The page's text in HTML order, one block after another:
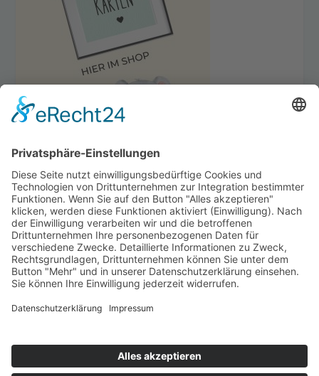
happybabyness.com | © 2026. Konzept & Umsetzung:Kühe im Netz